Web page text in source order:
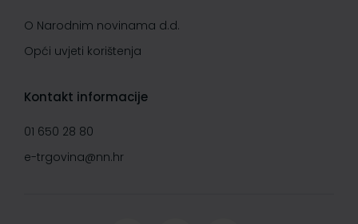
O Narodnim novinama d.d.
Opći uvjeti korištenja
Kontakt informacije
01 650 28 80
e-trgovina@nn.hr